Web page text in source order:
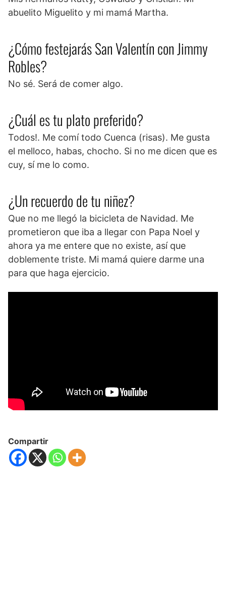
abuelito Miguelito y mi mamá Martha.
¿Cómo festejarás San Valentín con Jimmy
Robles?
No sé. Será de comer algo.
¿Cuál es tu plato preferido?
Todos!. Me comí todo Cuenca (risas). Me gusta
el melloco, habas, chocho. Si no me dicen que es
cuy, sí me lo como.
¿Un recuerdo de tu niñez?
Que no me llegó la bicicleta de Navidad. Me
prometieron que iba a llegar con Papa Noel y
ahora ya me entere que no existe, así que
doblemente triste. Mi mamá quiere darme una
para que haga ejercicio.
Compartir